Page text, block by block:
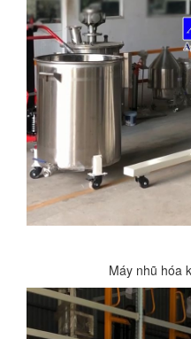
Máy nhũ hóa